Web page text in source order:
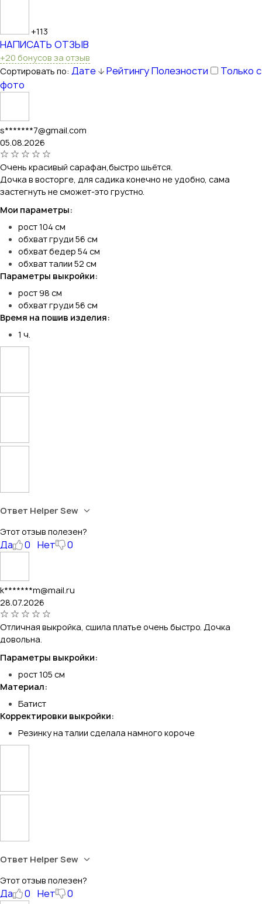
+113
НАПИСАТЬ ОТЗЫВ
+20 бонусов за отзыв
Сортировать по: Дате РейтингуПолезности
Только с
фото
s*******7@gmail.com
05.08.2026
Очень красивый сарафан,быстро шьётся.
Дочка в восторге, для садика конечно не удобно, сама
застегнуть не сможет-это грустно.
Мои параметры:
рост 104 см
обхват груди 56 см
обхват бедер 54 см
обхват талии 52 см
Параметры выкройки:
рост 98 см
обхват груди 56 см
Время на пошив изделия:
1 ч.
Ответ Helper Sew
Этот отзыв полезен?
Да 0 Нет 0
k*******m@mail.ru
28.07.2026
Отличная выкройка, сшила платье очень быстро. Дочка
довольна.
Параметры выкройки:
рост 105 см
Материал:
Батист
Корректировки выкройки:
Резинку на талии сделала намного короче
Ответ Helper Sew
Этот отзыв полезен?
Да 0 Нет 0